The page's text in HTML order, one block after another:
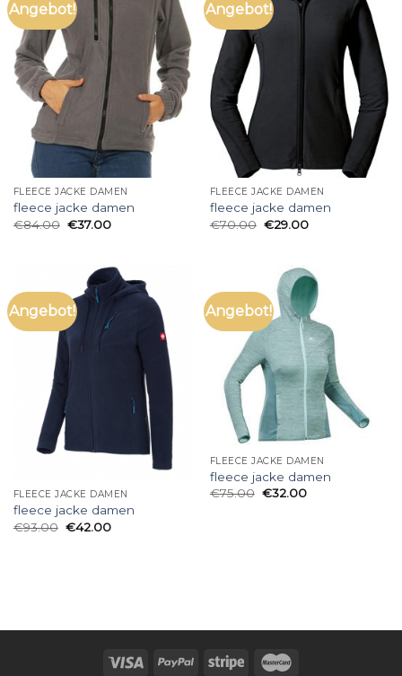
Angebot!
FLEECE JACKE DAMEN
fleece jacke damen
€84.00 €37.00
Angebot!
FLEECE JACKE DAMEN
fleece jacke damen
€70.00 €29.00
Angebot!
FLEECE JACKE DAMEN
fleece jacke damen
€93.00 €42.00
Angebot!
FLEECE JACKE DAMEN
fleece jacke damen
€75.00 €32.00